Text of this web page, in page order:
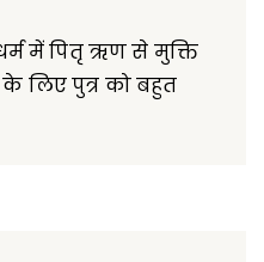
में पितृ ऋण से मुक्ति
लिए पुत्र को बहुत